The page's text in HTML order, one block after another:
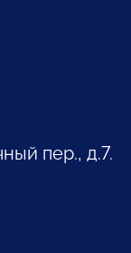
пер., д.7.